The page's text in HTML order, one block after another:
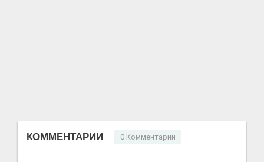
КОММЕНТАРИИ 0 Комментарии